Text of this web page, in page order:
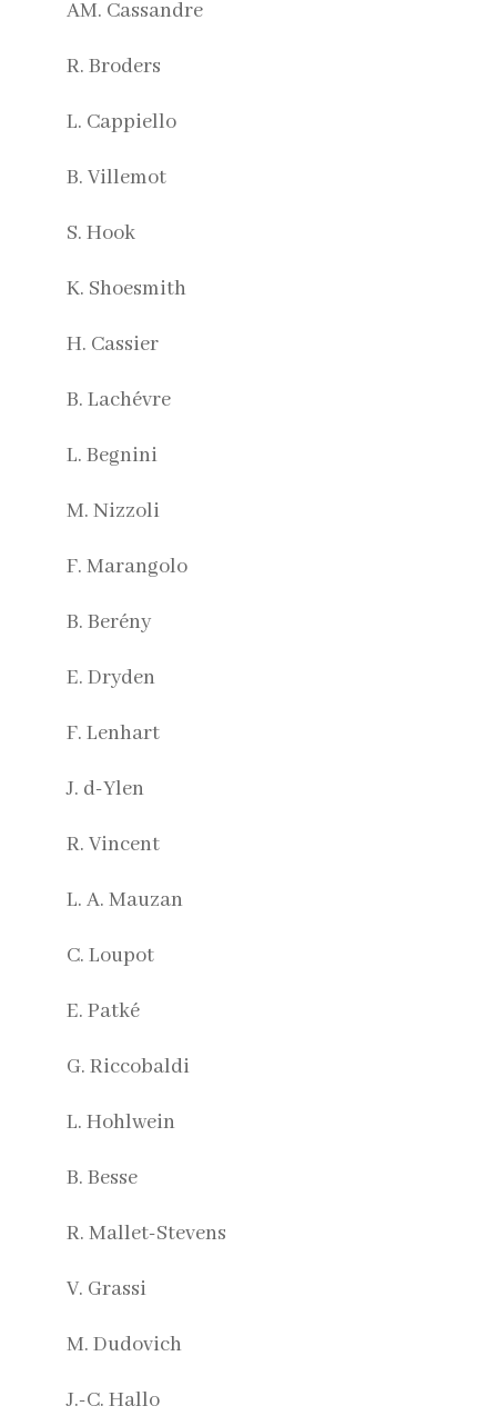
AM. Cassandre
R. Broders
L. Cappiello
B. Villemot
S. Hook
K. Shoesmith
H. Cassier
B. Lachévre
L. Begnini
M. Nizzoli
F. Marangolo
B. Berény
E. Dryden
F. Lenhart
J. d-Ylen
R. Vincent
L. A. Mauzan
C. Loupot
E. Patké
G. Riccobaldi
L. Hohlwein
B. Besse
R. Mallet-Stevens
V. Grassi
M. Dudovich
J.-C. Hallo